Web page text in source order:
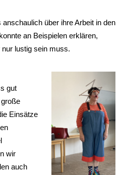
über ihre Arbeit in den
an Beispielen erklären,
lustig sein muss.
gut
Einsätze
wir
auch